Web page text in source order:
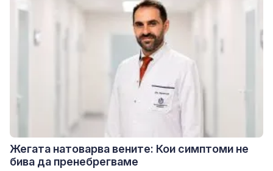
Жегата натоварва вените: Кои симптоми не
бива да пренебрегваме